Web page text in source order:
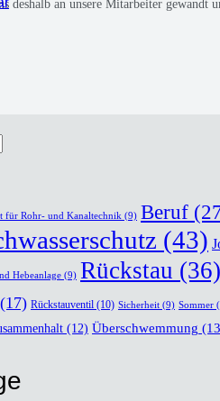
des­halb an unse­re Mit­ar­bei­ter gewandt
für Rohr- und Kanaltechnik (9) Beruf
(43)
Hebeanlage (9) Rückstau (36)
(17) Rückstauventil (10) Sicherheit (9) Sommer
(12) Überschwemmung